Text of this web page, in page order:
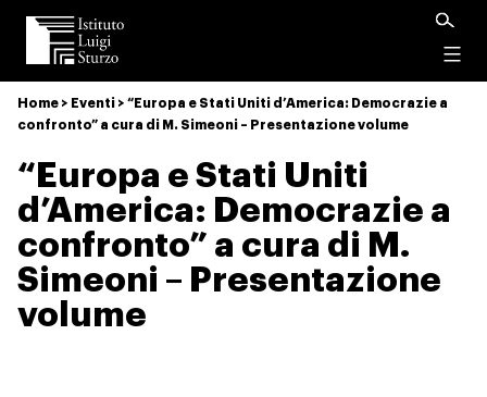
Istituto
Luigi
Sturzo
Home > Eventi > “Europa e Stati Uniti d’America: Democrazie a
confronto” a cura di M. Simeoni – Presentazione volume
“Europa e Stati Uniti
d’America: Democrazie a
confronto” a cura di M.
Simeoni – Presentazione
volume